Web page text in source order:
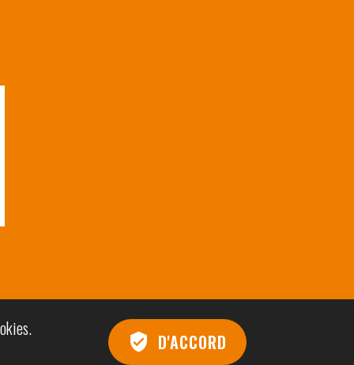
LÉGALES ET GESTION DES COOKIES
D'ACCORD